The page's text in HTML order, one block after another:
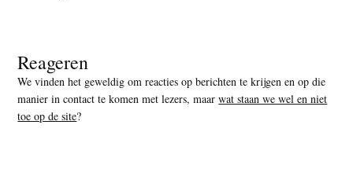
Reageren
We vinden het geweldig om reacties op berichten te krijgen en op die
manier in contact te komen met lezers, maarwat staan we wel en niet
toe op de site?